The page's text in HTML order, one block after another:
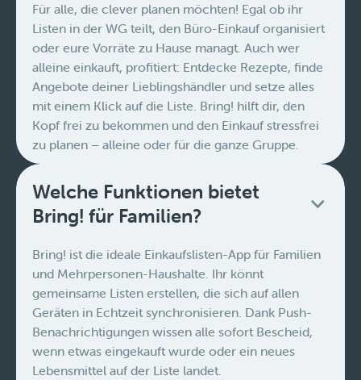
Für alle, die clever planen möchten! Egal ob ihr
Listen in der WG teilt, den Büro-Einkauf organisiert
oder eure Vorräte zu Hause managt. Auch wer
alleine einkauft, profitiert: Entdecke Rezepte, finde
Angebote deiner Lieblingshändler und setze alles
mit einem Klick auf die Liste. Bring! hilft dir, den
Kopf frei zu bekommen und den Einkauf stressfrei
zu planen – alleine oder für die ganze Gruppe.
Welche Funktionen bietet
Bring! für Familien?
Bring! ist die ideale Einkaufslisten-App für Familien
und Mehrpersonen-Haushalte. Ihr könnt
gemeinsame Listen erstellen, die sich auf allen
Geräten in Echtzeit synchronisieren. Dank Push-
Benachrichtigungen wissen alle sofort Bescheid,
wenn etwas eingekauft wurde oder ein neues
Lebensmittel auf der Liste landet.